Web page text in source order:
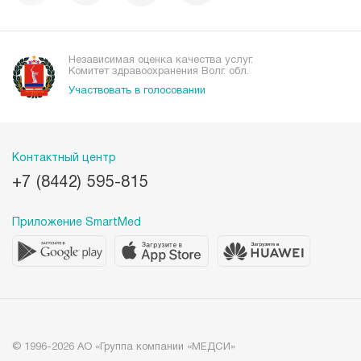
Независимая оценка качества услуг.
Комитет здравоохранения Волг. обл.
Участвовать в голосовании
Контактный центр
+7 (8442) 595-815
Приложение SmartMed
© 1996-2026 АО «Группа компании «МЕДСИ»